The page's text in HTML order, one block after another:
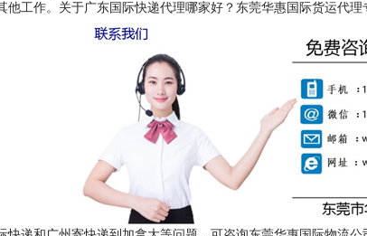
他工作。关于广东国际快递代理哪家好？东莞华惠国际货运代理